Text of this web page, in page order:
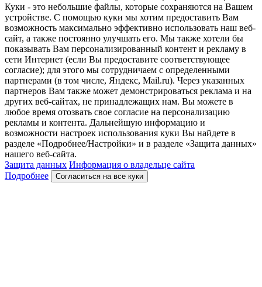
Куки - это небольшие файлы, которые сохраняются на Вашем
устройстве. С помощью куки мы хотим предоставить Вам
возможность максимально эффективно использовать наш веб-
сайт, а также постоянно улучшать его. Мы также хотели бы
показывать Вам персонализированный контент и рекламу в
сети Интернет (если Вы предоставите соответствующее
согласие); для этого мы сотрудничаем с определенными
партнерами (в том числе, Яндекс, Mail.ru). Через указанных
партнеров Вам также может демонстрироваться реклама и на
других веб-сайтах, не принадлежащих нам. Вы можете в
любое время отозвать свое согласие на персонализацию
рекламы и контента. Дальнейшую информацию и
возможности настроек использования куки Вы найдете в
разделе «Подробнее/Настройки» и в разделе «Защита данных»
нашего веб-сайта.
Защита данных Информация о владельце сайта
Подробнее
Согласиться на все куки